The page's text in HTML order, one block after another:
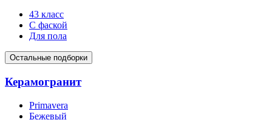
43 класс
С фаской
Для пола
Остальные подборки
Керамогранит
Primavera
Бежевый